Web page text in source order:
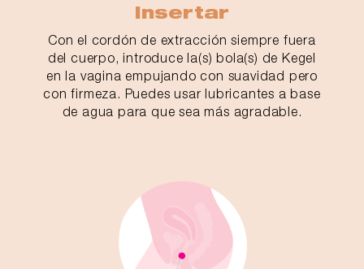
Insertar
Con el cordón de extracción siempre fuera
del cuerpo, introduce la(s) bola(s) de Kegel
en la vagina empujando con suavidad pero
con firmeza. Puedes usar lubricantes a base
de agua para que sea más agradable.